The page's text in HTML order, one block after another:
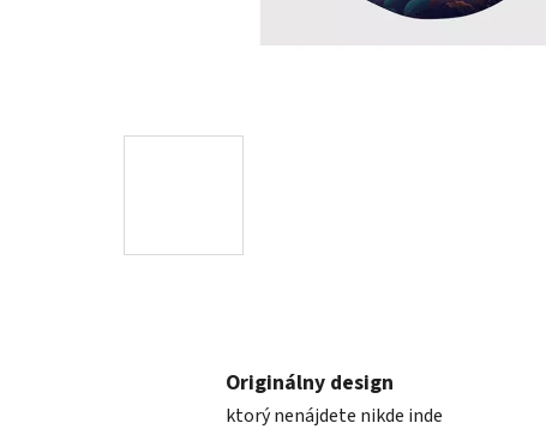
Originálny design
ktorý nenájdete nikde inde